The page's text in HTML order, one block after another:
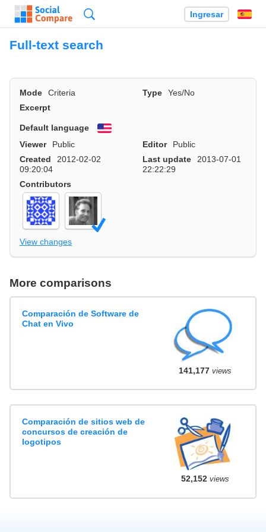
Ingresar
Full-text search
Mode Criteria Type
Yes/No
Excerpt
Default language
English
Viewer
Public Editor
Public
Created
2012-02-02
09:20:04
Last update
2013-07-01
22:22:29
Contributors
View changes
More comparisons
Comparación de Software de
Chat en Vivo
141,177views
Comparación de sitios web de
concursos de creación de
logotipos
52,152views